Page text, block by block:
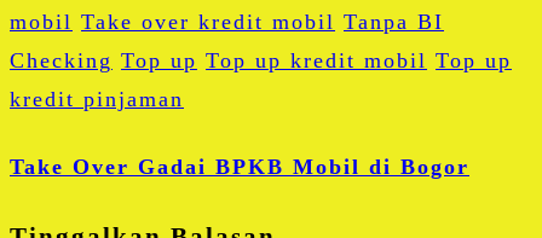
mobil Take over kredit mobil Tanpa BI
Checking Top up Top up kredit mobil Top up
kredit pinjaman
Take Over Gadai BPKB Mobil di Bogor